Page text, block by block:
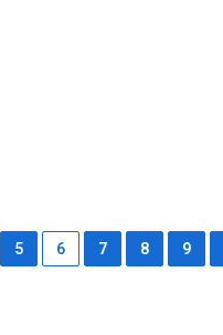
5 6 7 8 9